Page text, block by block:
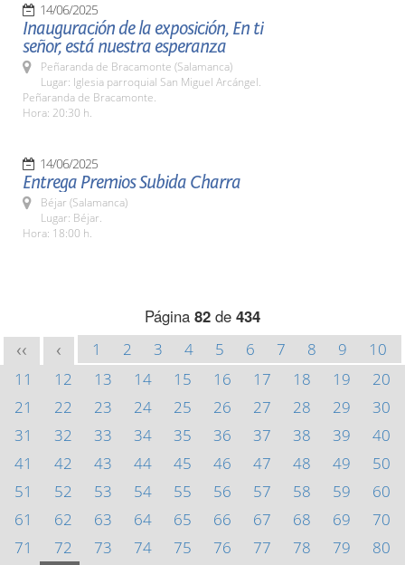
14/06/2025
Inauguración de la exposición, En ti
señor, está nuestra esperanza
Peñaranda de Bracamonte (Salamanca)
Lugar: Iglesia parroquial San Miguel Arcángel.
Peñaranda de Bracamonte.
Hora: 20:30 h.
14/06/2025
Entrega Premios Subida Charra
Béjar (Salamanca)
Lugar: Béjar.
Hora: 18:00 h.
Página 82 de 434
<< < 1 2 3 4 5 6 7 8 9
10
11
12 13 14 15 16 17 18 19
20
21
22 23 24 25 26 27 28 29
30
31
32 33 34 35 36 37 38 39
40
41
42 43 44 45 46 47 48 49
50
51
52 53 54 55 56 57 58 59
60
61
62 63 64 65 66 67 68 69
70
71
72 73 74 75 76 77 78 79
80